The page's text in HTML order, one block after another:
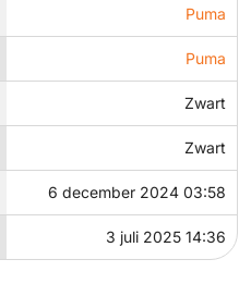
Puma
Puma
Zwart
Zwart
6 december 2024 03:58
3 juli 2025 14:36